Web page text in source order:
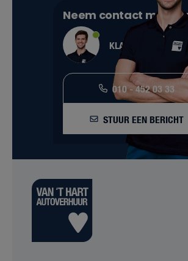
Neem contact met
KLANTENSERVICE
010 - 452 03 33
STUUR EEN BERICHT